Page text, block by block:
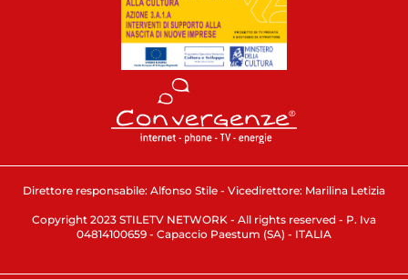
Direttore responsabile: Alfonso Stile - Vicedirettore: Marilina Letizia
Copyright 2023 STILETV NETWORK - All rights reserved - P. Iva
04814100659 - Capaccio Paestum (SA) - ITALIA